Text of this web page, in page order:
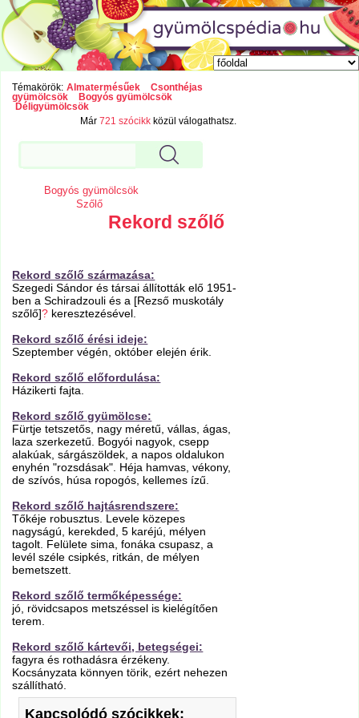
Témakörök: Almatermésűek
Csonthéjas
gyümölcsök
Bogyós gyümölcsök
Déligyümölcsök
Már721 szócikk közül válogathatsz.
Bogyós gyümölcsök
Szőlő
Rekord szőlő
Rekord szőlő származása:
Szegedi Sándor és társai állították elő 1951-
ben a Schiradzouli és a [Rezső muskotály
szőlő]? keresztezésével.
Rekord szőlő érési ideje:
Szeptember végén, október elején érik.
Rekord szőlő előfordulása:
Házikerti fajta.
Rekord szőlő gyümölcse:
Fürtje tetszetős, nagy méretű, vállas, ágas,
laza szerkezetű. Bogyói nagyok, csepp
alakúak, sárgászöldek, a napos oldalukon
enyhén "rozsdásak". Héja hamvas, vékony,
de szívós, húsa ropogós, kellemes ízű.
Rekord szőlő hajtásrendszere:
Tőkéje robusztus. Levele közepes
nagyságú, kerekded, 5 karéjú, mélyen
tagolt. Felülete sima, fonáka csupasz, a
levél széle csipkés, ritkán, de mélyen
bemetszett.
Rekord szőlő termőképessége:
jó, rövidcsapos metszéssel is kielégítően
terem.
Rekord szőlő kártevői, betegségei:
fagyra és rothadásra érzékeny.
Kocsányzata könnyen törik, ezért nehezen
szállítható.
Kapcsolódó szócikkek: